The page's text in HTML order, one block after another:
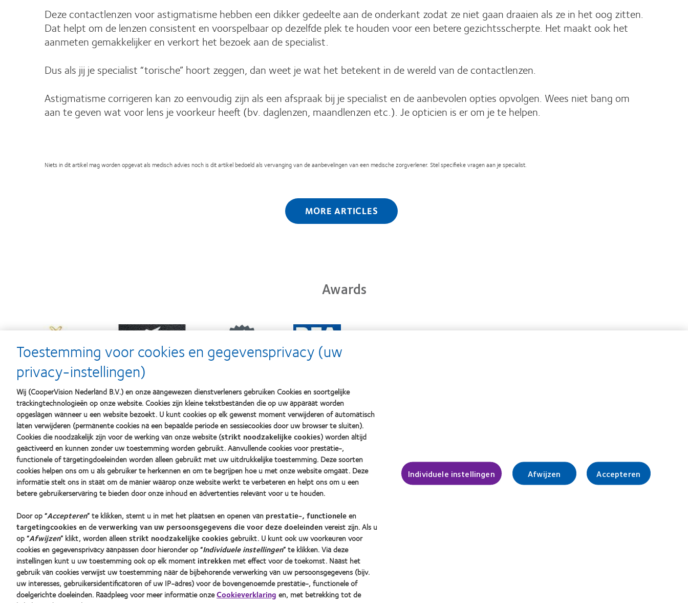
Deze contactlenzen voor astigmatisme hebben een dikker gedeelte aan de onderkant zodat ze niet gaan draaien als ze in het oog zitten.
Dat helpt om de lenzen consistent en voorspelbaar op dezelfde plek te houden voor een betere gezichtsscherpte. Het maakt ook het
aanmeten gemakkelijker en verkort het bezoek aan de specialist.
Dus als jij je specialist “torische” hoort zeggen, dan weet je wat het betekent in de wereld van de contactlenzen.
Astigmatisme corrigeren kan zo eenvoudig zijn als een afspraak bij je specialist en de aanbevolen opties opvolgen. Wees niet bang om
aan te geven wat voor lens je voorkeur heeft (bv. daglenzen, maandlenzen etc.). Je opticien is er om je te helpen.
Niets in dit artikel mag worden opgevat als medisch advies noch is dit artikel bedoeld als vervanging van de aanbevelingen van een medische zorgverlener. Stel specifieke vragen aan je specialist.
MORE ARTICLES
Awards
Learn
about
Silmo
d’Or
best
award
met
MyDay™
(2013)
Learn
about
Contact
Lens
Product
the
Year
(2013)
Learn
about
2012
&
Companies
for
Leaders
(2012)
Learn
about
2011
Best
(2011)
Learn
Onze producten
Contactlenstechnologie
Vind je lens
Vind een opticien
Contactlenzen en gezichtsvermogen
Nieuwe drager
Ervaren drager
Over CooperVision
Vacatures bij CooperVision
Nieuwscentrum
Privacybeleid
Servicevoorwaarden
Toestemming voor cookies en gegevensprivacy (uw
privacy-instellingen)
Wij (CooperVision Nederland B.V.) en onze aangewezen dienstverleners gebruiken Cookies en soortgelijke
trackingtechnologieën op onze website. Cookies zijn kleine tekstbestanden die op uw apparaat worden
opgeslagen wanneer u een website bezoekt. U kunt cookies op elk gewenst moment verwijderen of automatisch
laten verwijderen (permanente cookies na een bepaalde periode en sessiecookies door uw browser te sluiten).
Cookies die noodzakelijk zijn voor de werking van onze website (strikt noodzakelijke cookies) worden altijd
geactiveerd en kunnen zonder uw toestemming worden gebruikt. Aanvullende cookies voor prestatie-,
functionele of targetingdoeleinden worden alleen gebruikt met uw uitdrukkelijke toestemming. Deze soorten
cookies helpen ons om u als gebruiker te herkennen en om te begrijpen hoe u met onze website omgaat. Deze
informatie stelt ons in staat om de manier waarop onze website werkt te verbeteren en helpt ons om u een
betere gebruikerservaring te bieden door onze inhoud en advertenties relevant voor u te houden.
Door op “Accepteren” te klikken, stemt u in met het plaatsen en openen van prestatie-, functioneleen
targetingcookiesen deverwerking van uw persoonsgegevens die voor deze doeleindenvereist zijn. Als u
op “Afwijzen” klikt, worden alleenstrikt noodzakelijke cookiesgebruikt. U kunt ook uw voorkeuren voor
cookies en gegevensprivacy aanpassen door hieronder op “Individuele instellingen” te klikken. Via deze
instellingen kunt u uw toestemming ook op elk moment intrekken met effect voor de toekomst. Naast het
gebruik van cookies verwijst uw toestemming naar de bijbehorende verwerking van uw persoonsgegevens (bijv.
uw interesses, gebruikersidentificatoren of uw IP-adres) voor de bovengenoemde prestatie-, functionele of
doelgerichte doeleinden. Raadpleeg voor meer informatie onzeCookieverklaring en, met betrekking tot de
Individuele instellingen Afwijzen Accepteren